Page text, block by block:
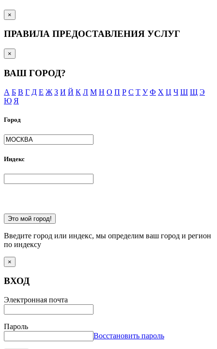
×
ПРАВИЛА ПРЕДОСТАВЛЕНИЯ УСЛУГ
×
ВАШ ГОРОД?
А Б В Г Д Е Ж З И Й К Л М Н О П Р С Т У Ф Х Ц Ч Ш Щ Э
Ю Я
Город
Индекс
Это мой город!
Введите город или индекс, мы определим ваш город и регион
по индексу
×
ВХОД
Электронная почта
Пароль
Восстановить пароль